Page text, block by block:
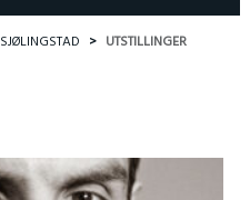
SJØLINGSTAD UTSTILLINGER